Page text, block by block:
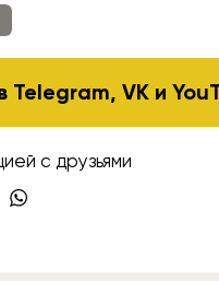
Telegram,VK и
с друзьями